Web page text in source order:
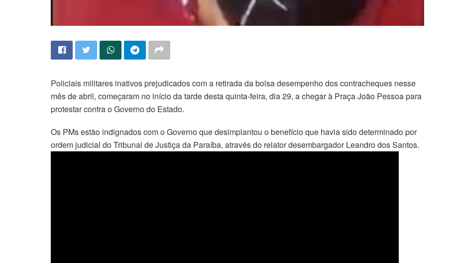
Policiais militares inativos prejudicados com a retirada da bolsa desempenho dos contracheques nesse
mês de abril, começaram no início da tarde desta quinta-feira, dia 29, a chegar à Praça João Pessoa para
protestar contra o Governo do Estado.
Os PMs estão indignados com o Governo que desimplantou o benefício que havia sido determinado por
ordem judicial do Tribunal de Justiça da Paraíba, através do relator desembargador Leandro dos Santos.